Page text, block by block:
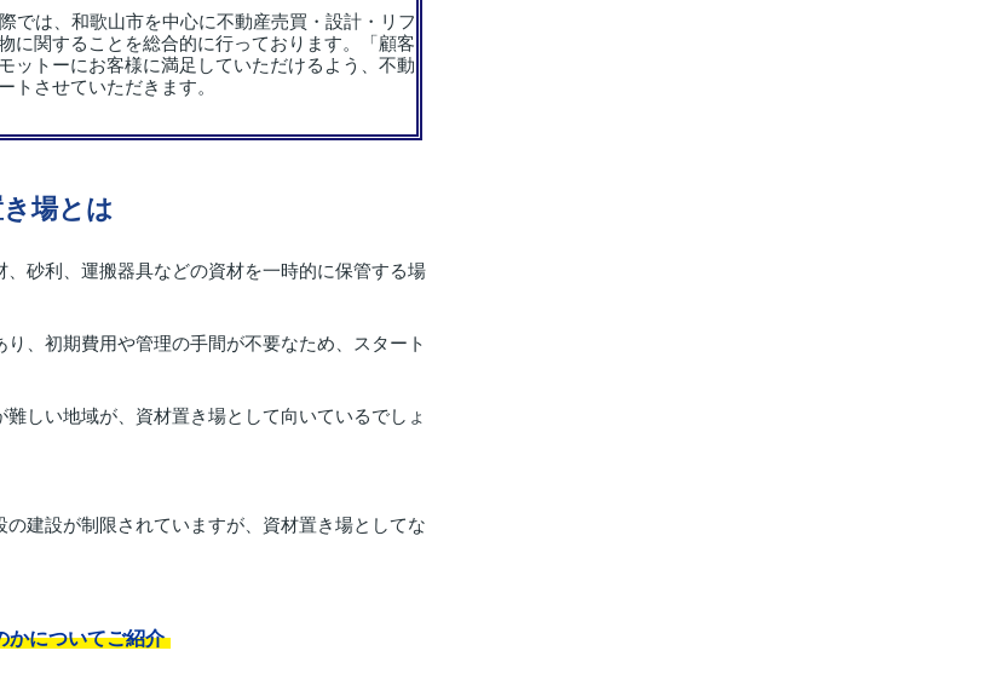
では、和歌山市を中心に不動産売買・設計・リフ
に関することを総合的に行っております。「顧客
ットーにお客様に満足していただけるよう、不動
トさせていただきます。
場とは
砂利、運搬器具などの資材を一時的に保管する場
、初期費用や管理の手間が不要なため、スタート
しい地域が、資材置き場として向いているでしょ
建設が制限されていますが、資材置き場としてな
かについてご紹介